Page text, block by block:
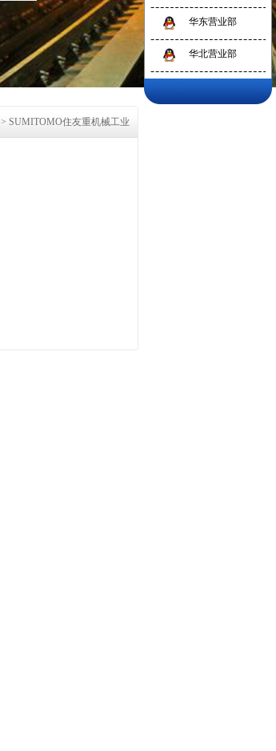
> SUMITOMO住友重机械工业
华东营业部
华北营业部